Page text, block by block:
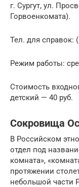
г. Сургут, ул.
Горвоенкомата).
Тел. для справок:
Режим работы:
Стоимость
детский — 40 руб.
Сокровища
В Российском
отдел под
комната»,
протяжении
небольшой части